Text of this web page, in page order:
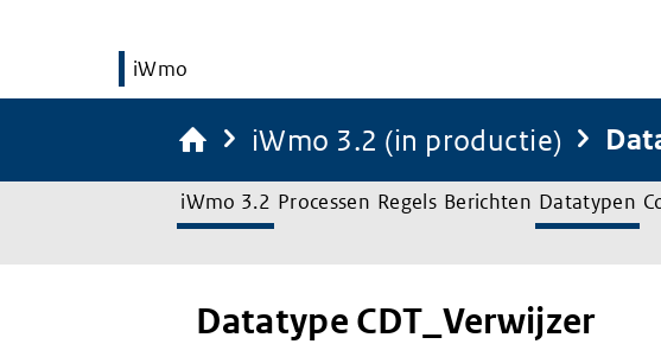
iWmo
iWmo 3.2 (in productie)
iWmo 3.2 Processen Regels Berichten Datatypen
Datatype CDT_Verwijzer